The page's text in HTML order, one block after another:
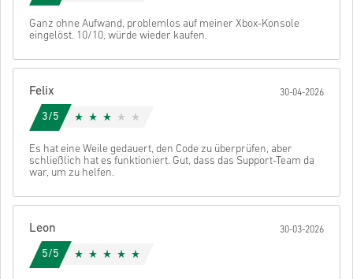
Ganz ohne Aufwand, problemlos auf meiner Xbox-Konsole
eingelöst. 10/10, würde wieder kaufen.
Felix 30-04-2026
3/5
Es hat eine Weile gedauert, den Code zu überprüfen, aber
schließlich hat es funktioniert. Gut, dass das Support-Team da
war, um zu helfen.
Leon 30-03-2026
5/5